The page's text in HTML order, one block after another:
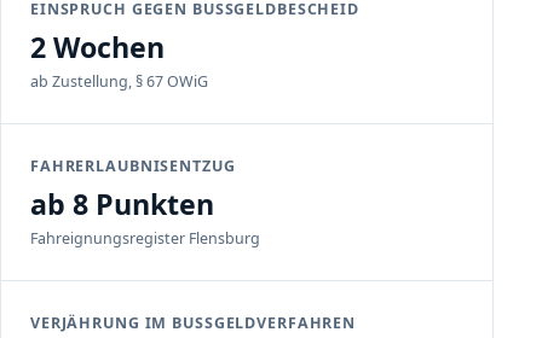
EINSPRUCH GEGEN BUSSGELDBESCHEID
2 Wochen
ab Zustellung, § 67 OWiG
FAHRERLAUBNISENTZUG
ab 8 Punkten
Fahreignungsregister Flensburg
VERJÄHRUNG IM BUSSGELDVERFAHREN